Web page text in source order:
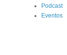
Podcast
Eventos